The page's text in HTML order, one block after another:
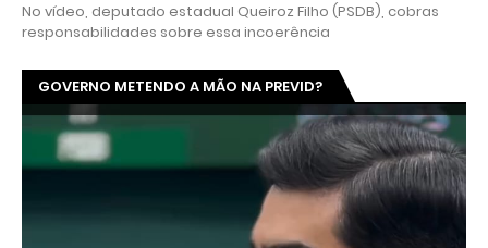
No vídeo, deputado estadual Queiroz Filho (PSDB), cobras
responsabilidades sobre essa incoerência
GOVERNO METENDO A MÃO NA PREVID?